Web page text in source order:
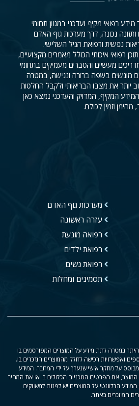
רפואי מקיף ועדכני במגוון תחומי
נכונה, דרך מערכות גוף האדם
נפשית ורפואת הגיל השלישי.
רפואי איכותי הכולל מאמרים מקצועיים,
מעשיים והסברים מעמיקים בתחומי
מוגשים בשפה ברורה ונגישה, במטרה
יותר את מצבו הבריאותי ולקבל החלטות
המקיף, המדויק והעדכני נמצא כאן
וזמין לכולם.
מערכות גוף האדם
עזרה ראשונה
רפואה מונעת
רפואת ילדים
רפואת נשים
תסמינים ומחלות
היתר במטרה לתת מידע על המוצרים המפורסמים בו
ואפשרויות רכישה לחלק מהמוצרים הנזכרים בו.
ומבוסס על מחקר אישי שנערך על ידי המחבר. המידע
המוצר, את הפרטים הטכניים הכלולים בו או את המחיר
הרלוונטי על המוצרים יש לפנות למשווקים
המוזכרים באתר.